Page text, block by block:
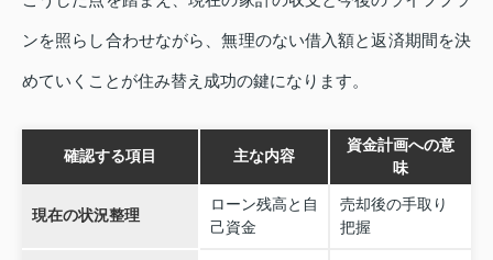
ンを照らし合わせながら、無理のない借入額と返済期間を決
めていくことが住み替え成功の鍵になります。
確認する項目 主な内容
資金計画への意
味
現在の状況整理
ローン残高と自
己資金
売却後の手取り
把握